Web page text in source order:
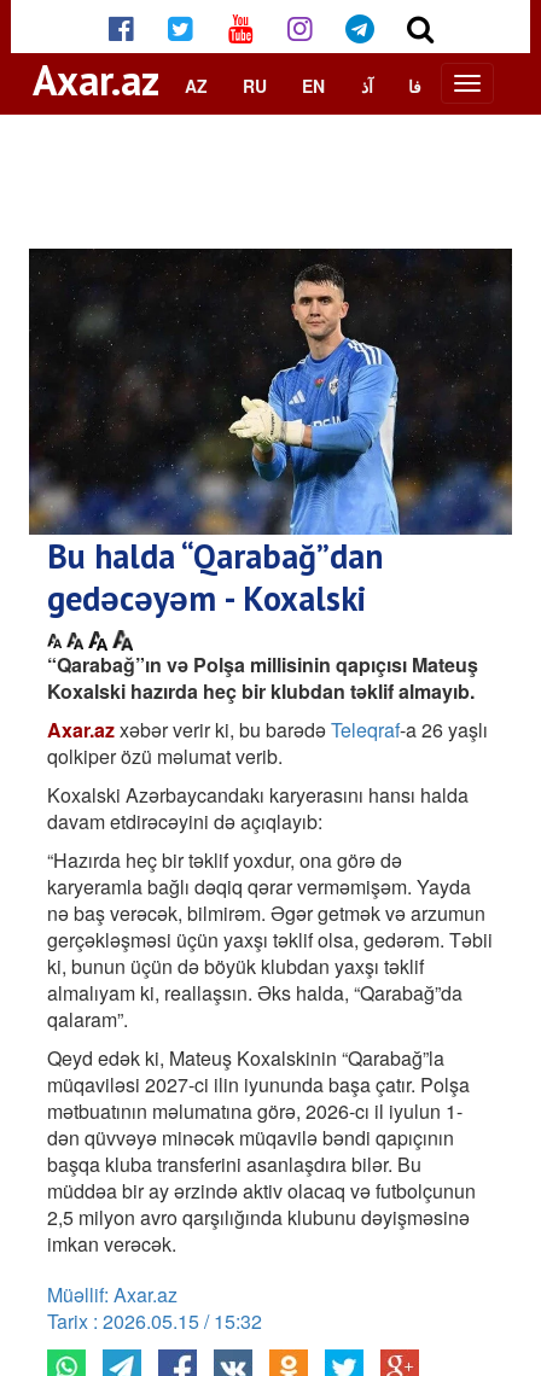
Axar.az AZ RU EN آذ فا
Bu halda “Qarabağ”dan
gedəcəyəm - Koxalski
“Qarabağ”ın və Polşa millisinin qapıçısı Mateuş
Koxalski hazırda heç bir klubdan təklif almayıb.
Axar.azxəbər verir ki, bu barədəTeleqraf-a 26 yaşlı
qolkiper özü məlumat verib.
Koxalski Azərbaycandakı karyerasını hansı halda
davam etdirəcəyini də açıqlayıb:
“Hazırda heç bir təklif yoxdur, ona görə də
karyeramla bağlı dəqiq qərar verməmişəm. Yayda
nə baş verəcək, bilmirəm. Əgər getmək və arzumun
gerçəkləşməsi üçün yaxşı təklif olsa, gedərəm. Təbii
ki, bunun üçün də böyük klubdan yaxşı təklif
almalıyam ki, reallaşsın. Əks halda, “Qarabağ”da
qalaram”.
Qeyd edək ki, Mateuş Koxalskinin “Qarabağ”la
müqaviləsi 2027-ci ilin iyununda başa çatır. Polşa
mətbuatının məlumatına görə, 2026-cı il iyulun 1-
dən qüvvəyə minəcək müqavilə bəndi qapıçının
başqa kluba transferini asanlaşdıra bilər. Bu
müddəa bir ay ərzində aktiv olacaq və futbolçunun
2,5 milyon avro qarşılığında klubunu dəyişməsinə
imkan verəcək.
Müəllif: Axar.az
Tarix : 2026.05.15 / 15:32